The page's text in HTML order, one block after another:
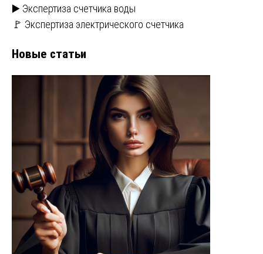
▶️ Экспертиза счетчика воды
🚩 Экспертиза электрического счетчика
Новые статьи